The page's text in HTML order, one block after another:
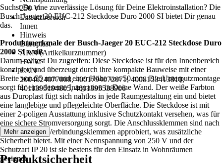
250 V
Einsatzbereich
Innen
Hinweis
Duroplast
AKN (Artikelkurznummer)
HW52
EAN
2004024077008, 4001794072071, 4008153413810,
4011395194805, 4011395538906
Suchst Du eine zuverlässige Lösung für Deine Elektroinstallation? Die
Busch-Jaeger 20 EUC-212 Steckdose Duro 2000 SI bietet Dir genau
das.
Produktmerkmale der Busch-Jaeger 20 EUC-212 Steckdose Duro
2000 SI weiß
Darum solltest Du zugreifen: Diese Steckdose ist für den Innenbereich
konzipiert und überzeugt durch ihre kompakte Bauweise mit einer
Breite von 55 mm und einer Höhe von 50 mm. Die Unterputzmontage
sorgt für eine dezente Integration in Deine Wand. Der weiße Farbton
aus Duroplast fügt sich nahtlos in jede Raumgestaltung ein und bietet
eine langlebige und pflegeleichte Oberfläche. Die Steckdose ist mit
einer 2-poligen Ausstattung inklusive Schutzkontakt versehen, was für
eine sichere Stromversorgung sorgt. Die Anschlussklemmen sind nach
VDE 0620 als Verbindungsklemmen approbiert, was zusätzliche
Sicherheit bietet. Mit einer Nennspannung von 250 V und der
Schutzart IP 20 ist sie bestens für den Einsatz in Wohnräumen
geeignet.
Mehr anzeigen
Produktsicherheit